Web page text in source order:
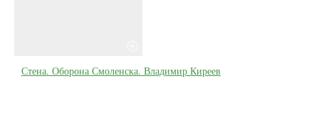
Стена. Оборона Смоленска. Владимир Киреев